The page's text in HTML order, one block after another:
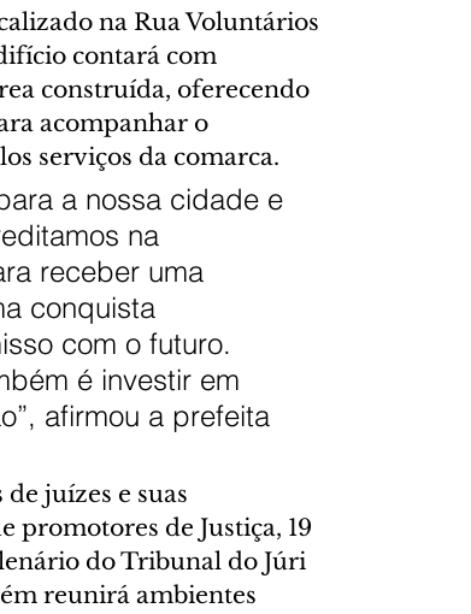
na Rua Voluntários
contará com
construída, oferecendo
acompanhar o
serviços da comarca.
a nossa cidade e
na
receber uma
conquista
com o futuro.
é investir em
afirmou a prefeita
juízes e suas
promotores de Justiça, 19
do Tribunal do Júri
reunirá ambientes